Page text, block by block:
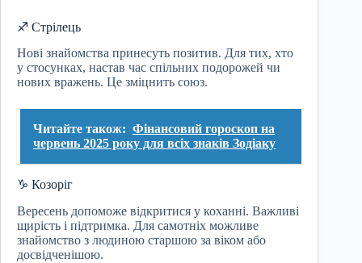
♐ Стрілець
Нові знайомства принесуть позитив. Для тих, хто
у стосунках, настав час спільних подорожей чи
нових вражень. Це зміцнить союз.
Читайте також: Фінансовий гороскоп на
червень 2025 року для всіх знаків Зодіаку
♑ Козоріг
Вересень допоможе відкритися у коханні. Важливі
щирість і підтримка. Для самотніх можливе
знайомство з людиною старшою за віком або
досвідченішою.